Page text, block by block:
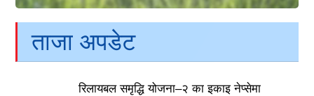
ताजा अपडेट
रिलायबल समृद्धि योजना–२ का इकाइ नेप्सेमा